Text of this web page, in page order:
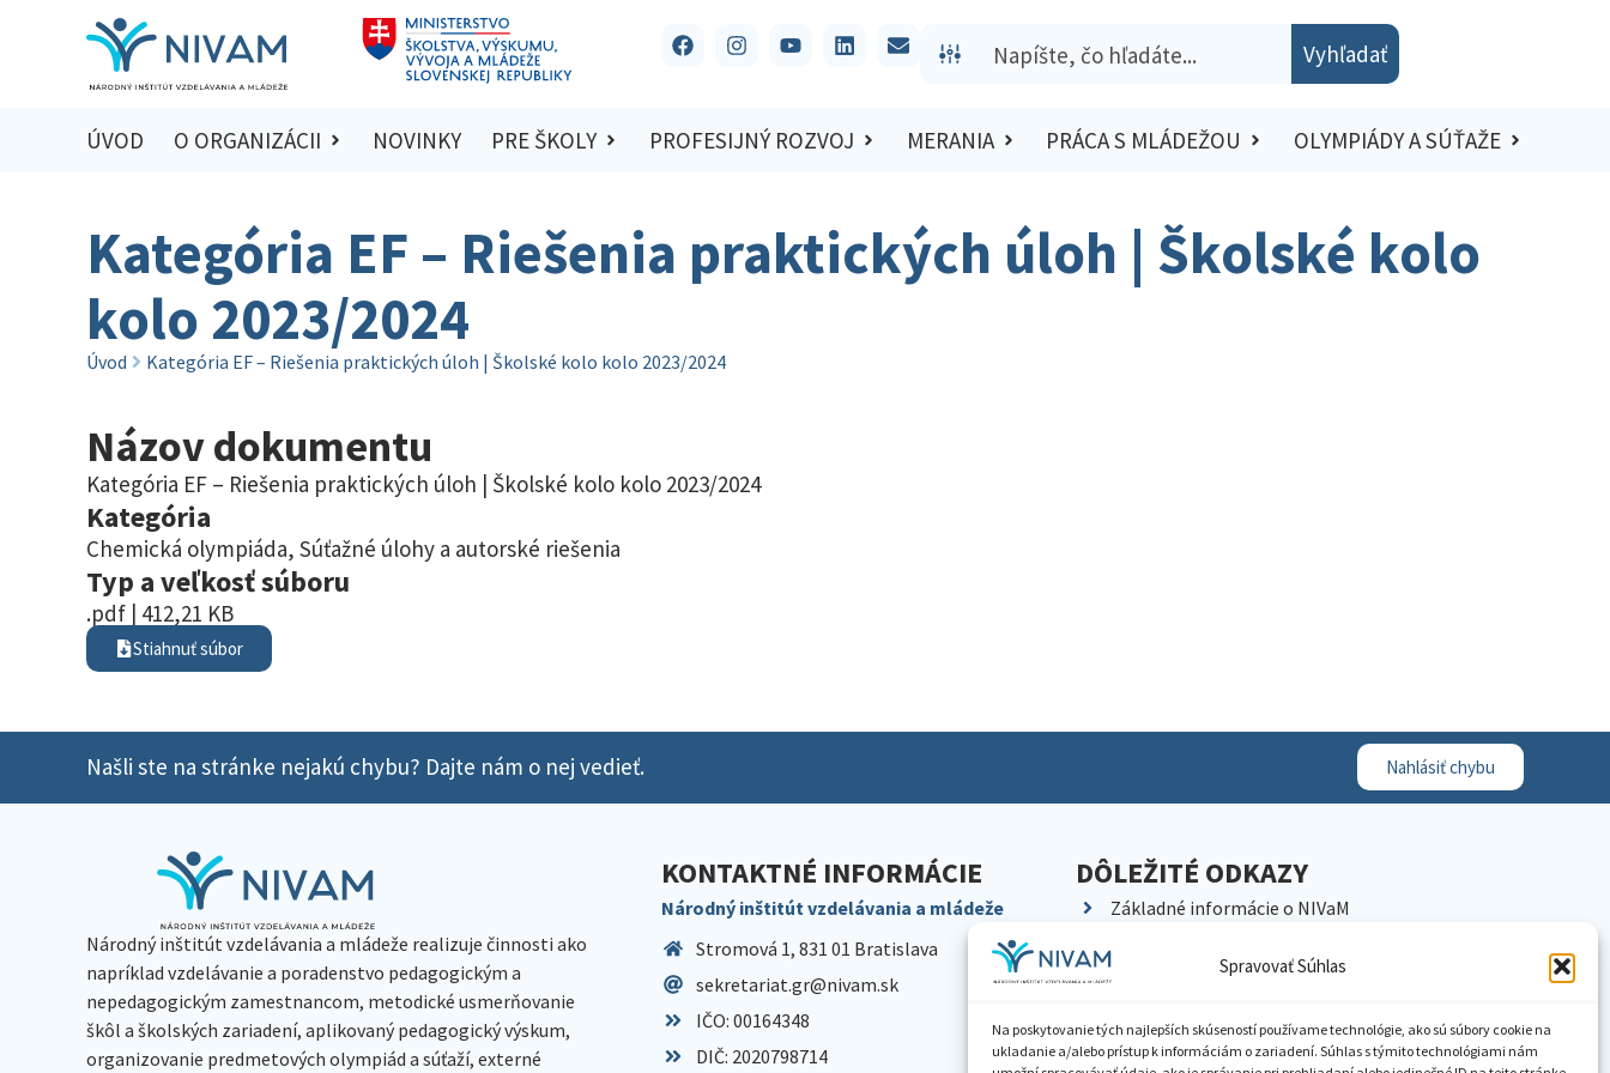
Spravovať Súhlas
Na poskytovanie tých najlepších skúseností používame technológie, ako sú súbory cookie na
ukladanie a/alebo prístup k informáciám o zariadení. Súhlas s týmito technológiami nám
Vyhľadať
ÚVOD O ORGANIZÁCII NOVINKY PRE ŠKOLY PROFESIJNÝ ROZVOJ MERANIA PRÁCA S MLÁDEŽOU OLYMPIÁDY A SÚŤAŽE
Kategória EF – Riešenia praktických úloh | Školské kolo
kolo 2023/2024
Úvod Kategória EF – Riešenia praktických úloh | Školské kolo kolo 2023/2024
Názov dokumentu
Kategória EF – Riešenia praktických úloh | Školské kolo kolo 2023/2024
Kategória
Chemická olympiáda, Súťažné úlohy a autorské riešenia
Typ a veľkosť súboru
.pdf | 412,21 KB
Stiahnuť súbor
Našli ste na stránke nejakú chybu? Dajte nám o nej vedieť. Nahlásiť chybu
Národný inštitút vzdelávania a mládeže realizuje činnosti ako
napríklad vzdelávanie a poradenstvo pedagogickým a
nepedagogickým zamestnancom, metodické usmerňovanie
škôl a školských zariadení, aplikovaný pedagogický výskum,
organizovanie predmetových olympiád a súťaží, externé
KONTAKTNÉ INFORMÁCIE
Národný inštitút vzdelávania a mládeže
Stromová 1, 831 01 Bratislava
sekretariat.gr@nivam.sk
IČO: 00164348
DIČ: 2020798714
DÔLEŽITÉ ODKAZY
Základné informácie o NIVaM
Kariéra
Pracoviská NIVaM